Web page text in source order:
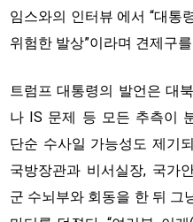
임스와의 인터뷰 에서 “대통
위험한 발상”이라며 견제구
트럼프 대통령의 발언은 대
나 IS 문제 등 모든 추측이
단순 수사일 가능성도 제기
국방장관과 비서실장, 국가
군 수뇌부와 회동을 한 뒤 그